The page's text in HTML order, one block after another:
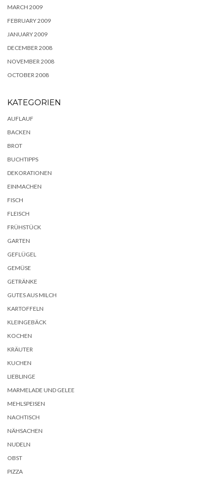
MARCH 2009
FEBRUARY 2009
JANUARY 2009
DECEMBER 2008
NOVEMBER 2008
OCTOBER 2008
KATEGORIEN
AUFLAUF
BACKEN
BROT
BUCHTIPPS
DEKORATIONEN
EINMACHEN
FISCH
FLEISCH
FRÜHSTÜCK
GARTEN
GEFLÜGEL
GEMÜSE
GETRÄNKE
GUTES AUS MILCH
KARTOFFELN
KLEINGEBÄCK
KOCHEN
KRÄUTER
KUCHEN
LIEBLINGE
MARMELADE UND GELEE
MEHLSPEISEN
NACHTISCH
NÄHSACHEN
NUDELN
OBST
PIZZA